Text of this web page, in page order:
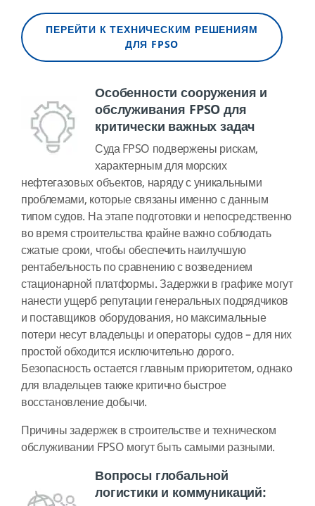
ПЕРЕЙТИ К ТЕХНИЧЕСКИМ РЕШЕНИЯМ
ДЛЯ FPSO
Особенности сооружения и
обслуживания FPSO для
критически важных задач
Суда FPSO подвержены рискам,
характерным для морских
нефтегазовых объектов, наряду с уникальными
проблемами, которые связаны именно с данным
типом судов. На этапе подготовки и непосредственно
во время строительства крайне важно соблюдать
сжатые сроки, чтобы обеспечить наилучшую
рентабельность по сравнению с возведением
стационарной платформы. Задержки в графике могут
нанести ущерб репутации генеральных подрядчиков
и поставщиков оборудования, но максимальные
потери несут владельцы и операторы судов – для них
простой обходится исключительно дорого.
Безопасность остается главным приоритетом, однако
для владельцев также критично быстрое
восстановление добычи.
Причины задержек в строительстве и техническом
обслуживании FPSO могут быть самыми разными.
Вопросы глобальной
логистики и коммуникаций: